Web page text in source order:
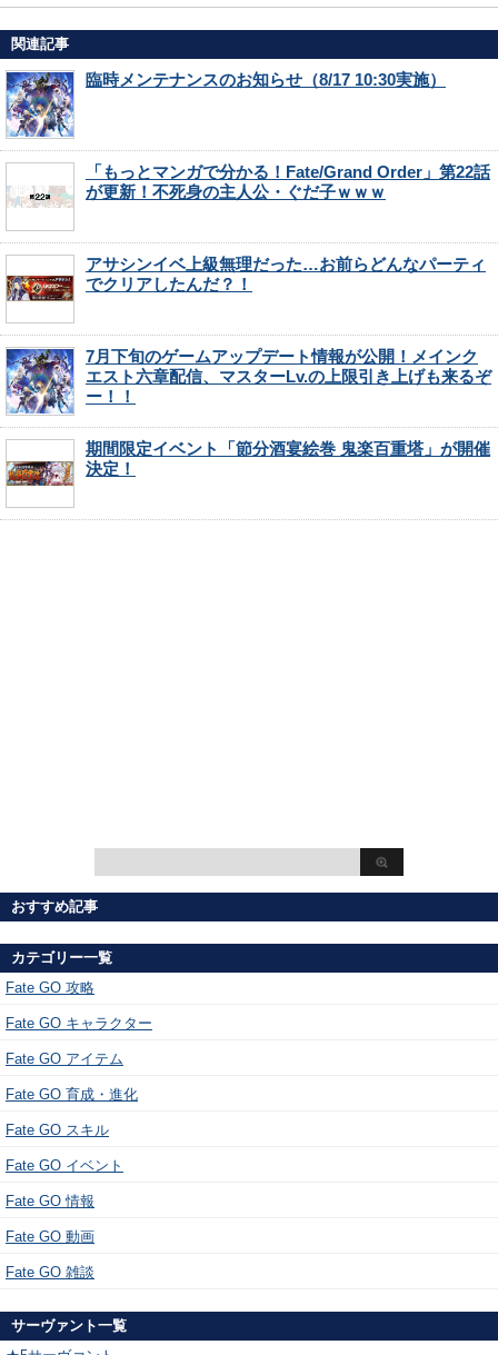
関連記事
臨時メンテナンスのお知らせ（8/17 10:30実施）
「もっとマンガで分かる！Fate/Grand Order」第22話
が更新！不死身の主人公・ぐだ子ｗｗｗ
アサシンイベ上級無理だった…お前らどんなパーティ
でクリアしたんだ？！
7月下旬のゲームアップデート情報が公開！メインク
エスト六章配信、マスターLv.の上限引き上げも来るぞ
ー！！
期間限定イベント「節分酒宴絵巻 鬼楽百重塔」が開催
決定！
おすすめ記事
カテゴリー一覧
Fate GO 攻略
Fate GO キャラクター
Fate GO アイテム
Fate GO 育成・進化
Fate GO スキル
Fate GO イベント
Fate GO 情報
Fate GO 動画
Fate GO 雑談
サーヴァント一覧